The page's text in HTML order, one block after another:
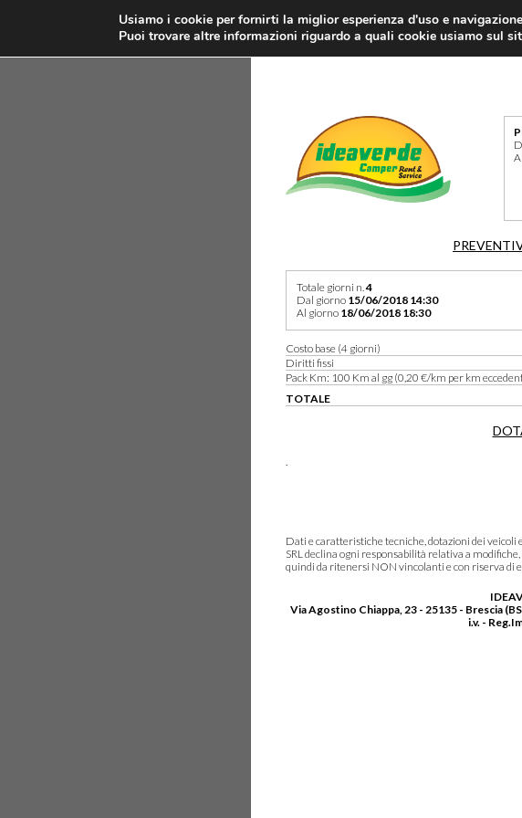
Totale giorni n.4
Dal giorno 15/06/2018 14:30
Al giorno 18/06/2018 18:30
Costo base (4 giorni)
Diritti fissi
Pack Km: 100 Km al gg (0,20 €/km per km
TOTALE
.
Dati e caratteristiche tecniche, dotazioni dei
SRL declina ogni responsabilità relativa a
quindi da ritenersi NON vincolanti e con riserva di
Via Agostino Chiappa, 23 - 25135 - Brescia
i.v. -
Usiamo i cookie per fornirti la miglior esperienza d'uso e
Puoi trovare altre informazioni riguardo a quali cookie usiamo sul